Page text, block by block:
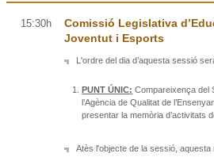
15:30h
Comissió Legislativa
Joventut i Esports
L'ordre del dia d’aquesta sessió
PUNT ÚNIC: Compareixença del
l’Agència de Qualitat de
presentar la memòria d’activitats
Atès l'objecte de la sessió,